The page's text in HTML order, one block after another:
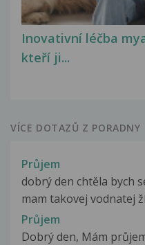
Inovativní léčba
kteří ji...
VÍCE DOTAZŮ Z PORADNY
Průjem
dobrý den chtěla bych
mam takovej vodnatej
Průjem
Dobrý den, Mám